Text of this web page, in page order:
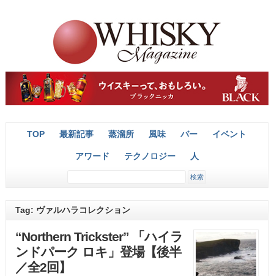
TOP 最新記事 蒸溜所 風味 バー イベント
アワード テクノロジー 人
Tag: ヴァルハラコレクション
“Northern Trickster” 「ハイラ
ンドパーク ロキ」登場【後半
／全2回】